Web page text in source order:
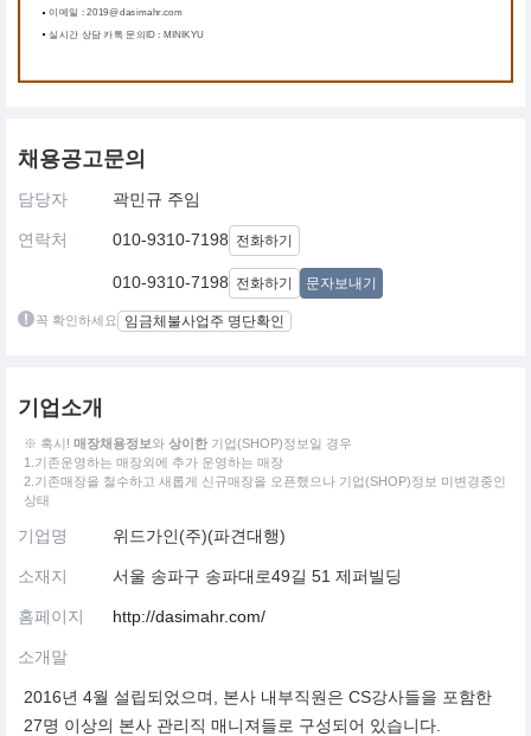
이메일 : 2019@dasimahr.com
실시간 상담 카톡 문의ID : MINIKYU
채용공고문의
담당자 곽민규 주임
연락처 010-9310-7198 전화하기
010-9310-7198 전화하기 문자보내기
꼭 확인하세요 임금체불사업주 명단확인
기업소개
※ 혹시! 매장채용정보와 상이한 기업(SHOP)정보일 경우
1.기존운영하는 매장외에 추가 운영하는 매장
2.기존매장을 철수하고 새롭게 신규매장을 오픈했으나 기업(SHOP)정보 미변경중인
상태
기업명 위드가인(주)(파견대행)
소재지 서울 송파구 송파대로49길 51 제퍼빌딩
홈페이지 http://dasimahr.com/
소개말
2016년 4월 설립되었으며, 본사 내부직원은 CS강사들을 포함한
27명 이상의 본사 관리직 매니져들로 구성되어 있습니다.